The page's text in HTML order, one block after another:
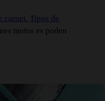
carnet, Tipos de
motos es poden